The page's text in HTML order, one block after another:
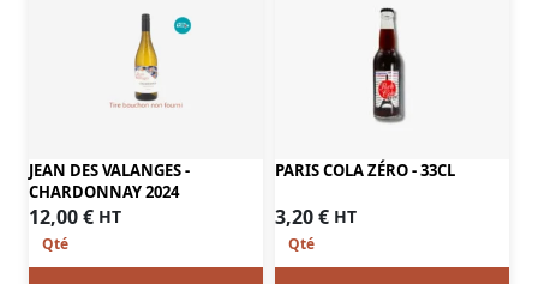
JEAN DES VALANGES -
CHARDONNAY 2024
12,00€ HT
PARIS COLA ZÉRO - 33CL
3,20€ HT